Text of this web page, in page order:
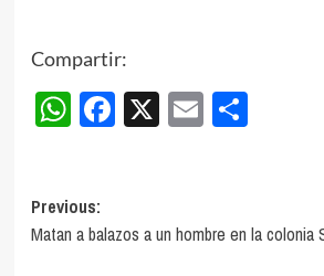
Compartir:
WhatsApp
Facebook
X Email
Post
navigation
Previous:
Matan a balazos a un hombre en la colonia